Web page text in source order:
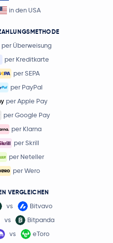
in den USA
per Überweisung
per Kreditkarte
per SEPA
per PayPal
per Apple Pay
per Google Pay
per Klarna
per Skrill
per Neteller
per Wero
VERGLEICHEN
vs
Bitvavo
vs
Bitpanda
vs eToro